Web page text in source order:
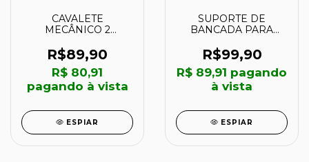
CAVALETE
MECÂNICO 2
- METALSUL
R$89,90
R$ 80,91
pagando à vista
ESPIAR
SUPORTE DE
BANCADA PARA
- WOLFCRAFT
R$99,90
R$ 89,91 pagando
à vista
ESPIAR